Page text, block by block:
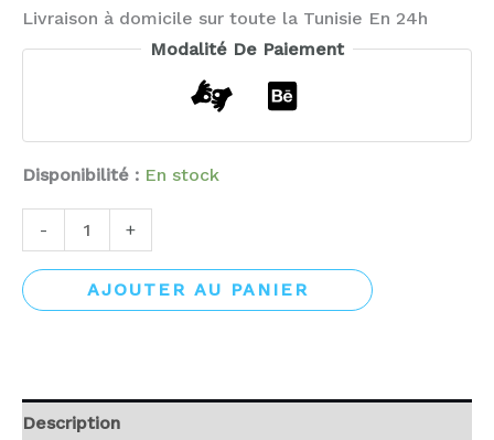
Livraison à domicile sur toute la Tunisie En 24h
Modalité De Paiement
Disponibilité : En stock
- +
AJOUTER AU PANIER
Description